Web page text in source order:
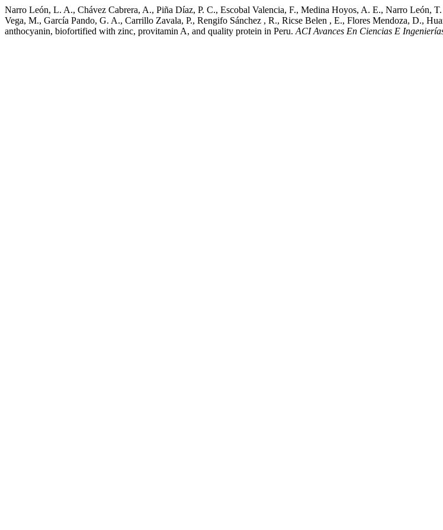
Narro León, L. A., Chávez Cabrera, A., Piña Díaz, P. C., Escobal Valencia, F., Medina Hoyos, A. E., Narro León,
Vega, M., García Pando, G. A., Carrillo Zavala, P., Rengifo Sánchez , R., Ricse Belen , E., Flores Mendoza, D.,
anthocyanin, biofortified with zinc, provitamin A, and quality protein in Peru. ACI Avances En Ciencias E